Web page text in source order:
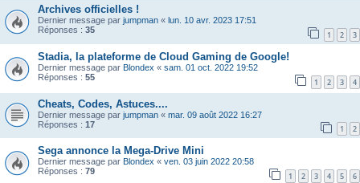
Archives officielles !
Dernier message par jumpman « lun. 10 avr. 2023 17:51
Réponses : 35 1 2 3
Stadia, la plateforme de Cloud Gaming de Google!
Dernier message par Blondex « sam. 01 oct. 2022 19:52
Réponses : 55 1 2 3 4
Cheats, Codes, Astuces....
Dernier message par jumpman « mar. 09 août 2022 16:27
Réponses : 17 1 2
Sega annonce la Mega-Drive Mini
Dernier message par Blondex « ven. 03 juin 2022 20:58
Réponses : 79 1 2 3 4 5 6